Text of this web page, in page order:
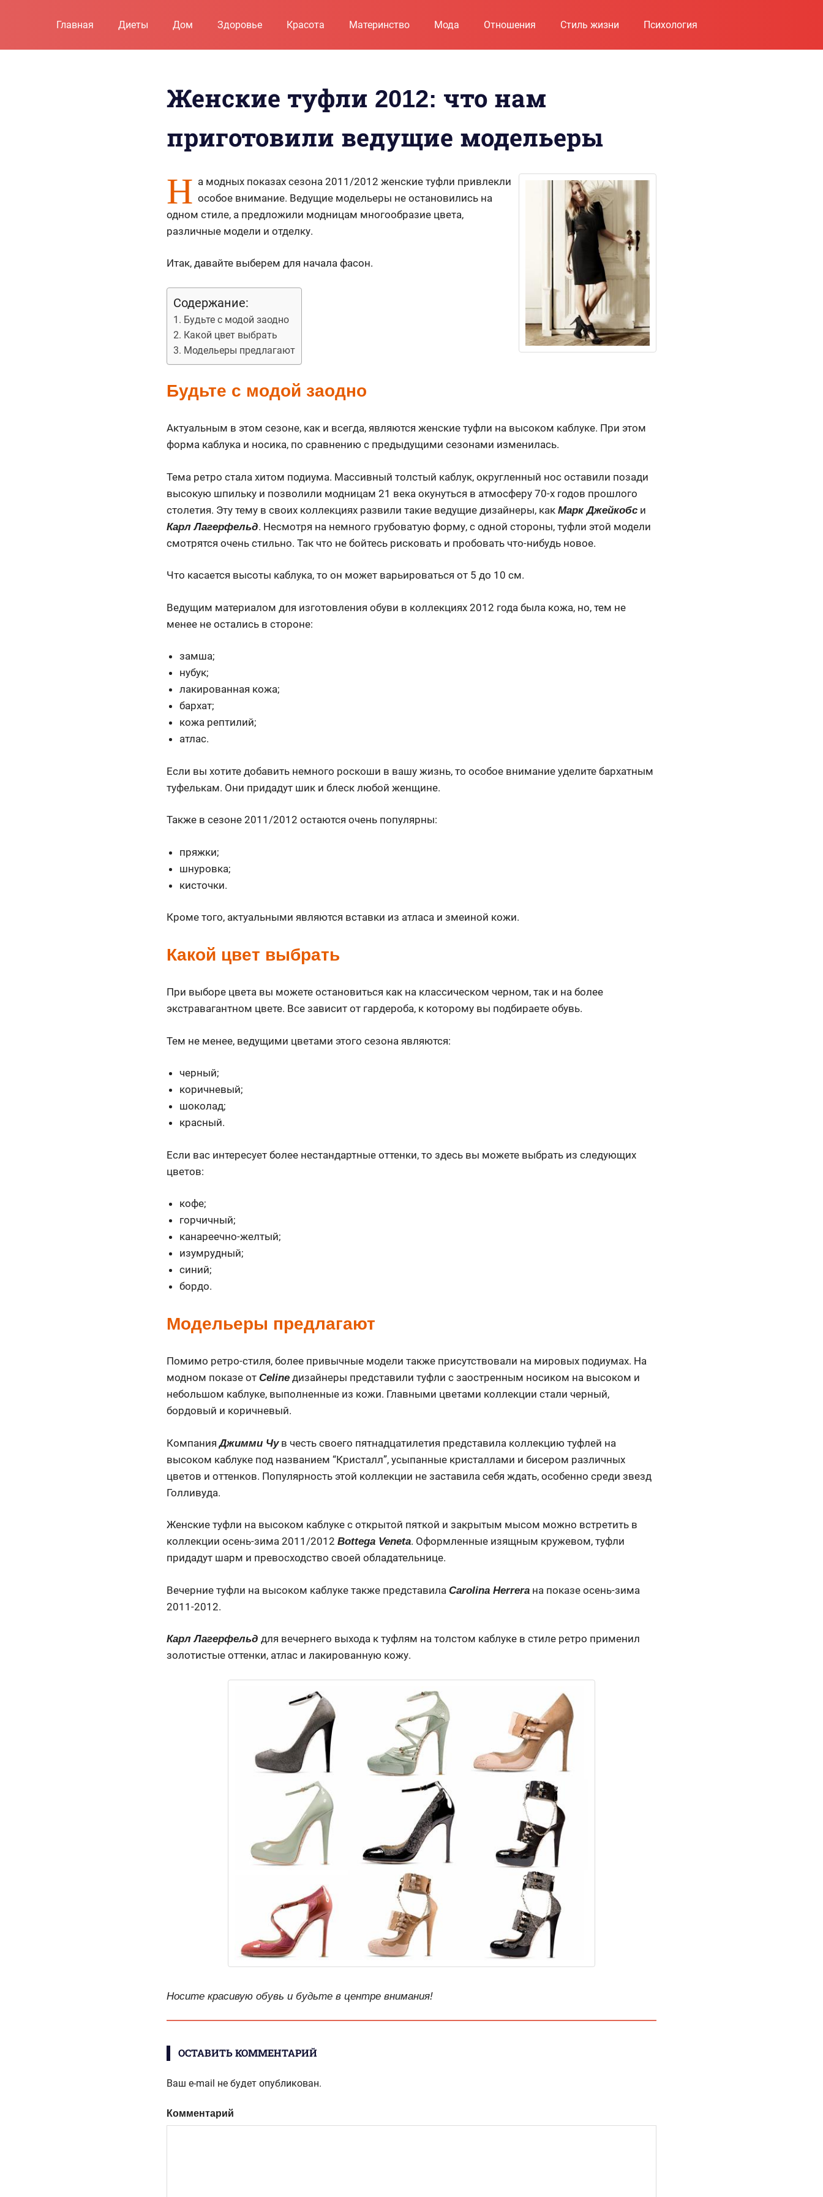
к
Главная Диеты Дом Здоровье Красота Материнство Мода Отношения Стиль жизни Психология
Женские туфли 2012: что нам
приготовили ведущие модельеры
Н а модных показах сезона 2011/2012 женские туфли привлекли
особое внимание. Ведущие модельеры не остановились на
одном стиле, а предложили модницам многообразие цвета,
различные модели и отделку.
Итак, давайте выберем для начала фасон.
Содержание:
Будьте с модой заодно
Какой цвет выбрать
Модельеры предлагают
Будьте с модой заодно
Актуальным в этом сезоне, как и всегда, являются женские туфли на высоком каблуке. При этом
форма каблука и носика, по сравнению с предыдущими сезонами изменилась.
Тема ретро стала хитом подиума. Массивный толстый каблук, округленный нос оставили позади
высокую шпильку и позволили модницам 21 века окунуться в атмосферу 70-х годов прошлого
столетия. Эту тему в своих коллекциях развили такие ведущие дизайнеры, как Марк Джейкобс и
Карл Лагерфельд. Несмотря на немного грубоватую форму, с одной стороны, туфли этой модели
смотрятся очень стильно. Так что не бойтесь рисковать и пробовать что-нибудь новое.
Что касается высоты каблука, то он может варьироваться от 5 до 10 см.
Ведущим материалом для изготовления обуви в коллекциях 2012 года была кожа, но, тем не
менее не остались в стороне:
замша;
нубук;
лакированная кожа;
бархат;
кожа рептилий;
атлас.
Если вы хотите добавить немного роскоши в вашу жизнь, то особое внимание уделите бархатным
туфелькам. Они придадут шик и блеск любой женщине.
Также в сезоне 2011/2012 остаются очень популярны:
пряжки;
шнуровка;
кисточки.
Кроме того, актуальными являются вставки из атласа и змеиной кожи.
Какой цвет выбрать
При выборе цвета вы можете остановиться как на классическом черном, так и на более
экстравагантном цвете. Все зависит от гардероба, к которому вы подбираете обувь.
Тем не менее, ведущими цветами этого сезона являются:
черный;
коричневый;
шоколад;
красный.
Если вас интересует более нестандартные оттенки, то здесь вы можете выбрать из следующих
цветов:
кофе;
горчичный;
канареечно-желтый;
изумрудный;
синий;
бордо.
Модельеры предлагают
Помимо ретро-стиля, более привычные модели также присутствовали на мировых подиумах. На
модном показе от Celine дизайнеры представили туфли с заостренным носиком на высоком и
небольшом каблуке, выполненные из кожи. Главными цветами коллекции стали черный,
бордовый и коричневый.
КомпанияДжимми Чув честь своего пятнадцатилетия представила коллекцию туфлей на
высоком каблуке под названием “Кристалл”, усыпанные кристаллами и бисером различных
цветов и оттенков. Популярность этой коллекции не заставила себя ждать, особенно среди звезд
Голливуда.
Женские туфли на высоком каблуке с открытой пяткой и закрытым мысом можно встретить в
коллекции осень-зима 2011/2012 Bottega Veneta. Оформленные изящным кружевом, туфли
придадут шарм и превосходство своей обладательнице.
Вечерние туфли на высоком каблуке также представила Carolina Herrera на показе осень-зима
2011-2012.
Карл Лагерфельд для вечернего выхода к туфлям на толстом каблуке в стиле ретро применил
золотистые оттенки, атлас и лакированную кожу.
Носите красивую обувь и будьте в центре внимания!
ОСТАВИТЬ КОММЕНТАРИЙ
Ваш e-mail не будет опубликован.
Комментарий